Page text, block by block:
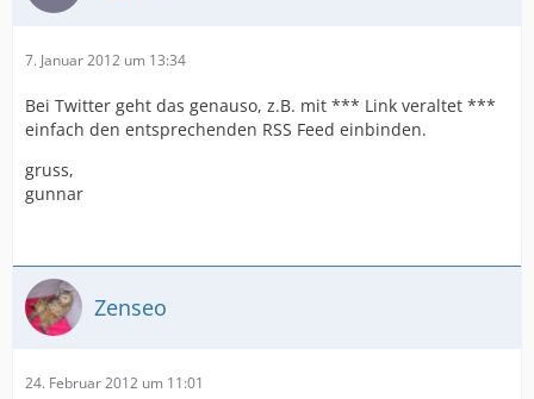
7. Januar 2012 um 13:34
Bei Twitter geht das genauso, z.B. mit *** Link veraltet ***
einfach den entsprechenden RSS Feed einbinden.
gruss,
gunnar
Zenseo
24. Februar 2012 um 11:01